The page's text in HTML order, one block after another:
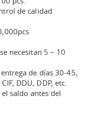
de calidad
necesitan 5 ~ 10
de días 30-45,
DDU, DDP, etc.
saldo antes del